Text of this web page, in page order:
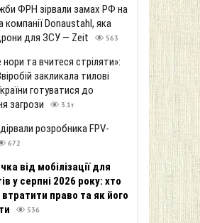
ФРН зірвали замах РФ на
компанії Donaustahl, яка
для ЗСУ — Zeit
563
нори та вчитеся стріляти»:
закликала тилові
готуватися до
загрози
3.1т
розробника FPV-
672
від мобілізації для
у серпні 2026 року: хто
втратити право та як його
536